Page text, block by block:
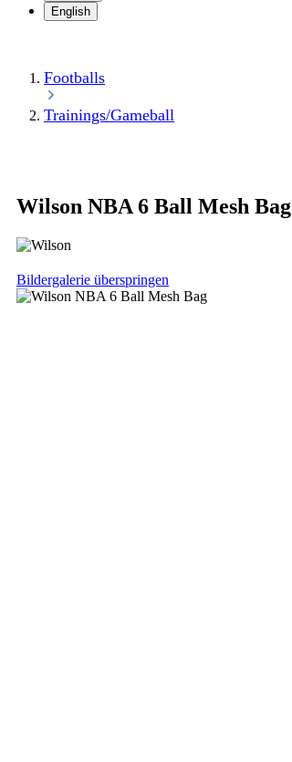
English
Footballs
Trainings/Gameball
Wilson NBA 6 Ball Mesh Bag
Bildergalerie überspringen